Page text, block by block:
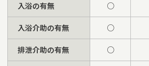
入浴の有無 ○
入浴介助の有無 ○
排泄介助の有無 ○